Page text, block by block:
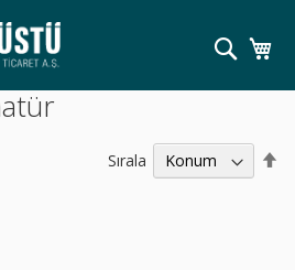
Ara
Sırala